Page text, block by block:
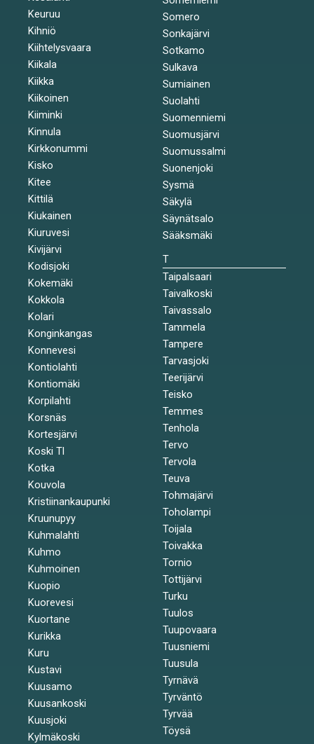
Keuruu
Kihniö
Kiihtelysvaara
Kiikala
Kiikka
Kiikoinen
Kiiminki
Kinnula
Kirkkonummi
Kisko
Kitee
Kittilä
Kiukainen
Kiuruvesi
Kivijärvi
Kodisjoki
Kokemäki
Kokkola
Kolari
Konginkangas
Konnevesi
Kontiolahti
Kontiomäki
Korpilahti
Korsnäs
Kortesjärvi
Koski Tl
Kotka
Kouvola
Kristiinankaupunki
Kruunupyy
Kuhmalahti
Kuhmo
Kuhmoinen
Kuopio
Kuorevesi
Kuortane
Kurikka
Kuru
Kustavi
Kuusamo
Kuusankoski
Kuusjoki
Kylmäkoski
Somero
Sonkajärvi
Sotkamo
Sulkava
Sumiainen
Suolahti
Suomenniemi
Suomusjärvi
Suomussalmi
Suonenjoki
Sysmä
Säkylä
Säynätsalo
Sääksmäki
T
Taipalsaari
Taivalkoski
Taivassalo
Tammela
Tampere
Tarvasjoki
Teerijärvi
Teisko
Temmes
Tenhola
Tervo
Tervola
Teuva
Tohmajärvi
Toholampi
Toijala
Toivakka
Tornio
Tottijärvi
Turku
Tuulos
Tuupovaara
Tuusniemi
Tuusula
Tyrnävä
Tyrväntö
Tyrvää
Töysä